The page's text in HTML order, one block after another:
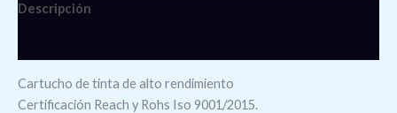
Descripción
Cartucho de tinta de alto rendimiento
Certificación Reach y Rohs Iso 9001/2015.